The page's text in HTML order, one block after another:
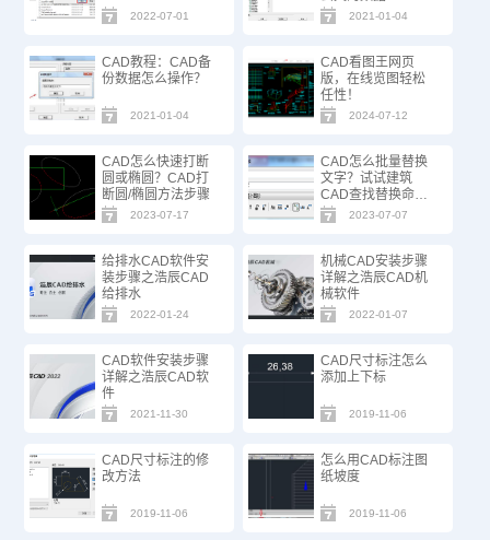
2022-07-01 2021-01-04
CAD教程：CAD备
份数据怎么操作？
2021-01-04
CAD看图王网页
版，在线览图轻松
任性！
2024-07-12
CAD怎么快速打断
圆或椭圆？CAD打
断圆/椭圆方法步骤
2023-07-17
CAD怎么批量替换
文字？试试建筑
CAD查找替换命
令！
2023-07-07
给排水CAD软件安
装步骤之浩辰CAD
给排水
2022-01-24
机械CAD安装步骤
详解之浩辰CAD机
械软件
2022-01-07
CAD软件安装步骤
详解之浩辰CAD软
件
2021-11-30
CAD尺寸标注怎么
添加上下标
2019-11-06
CAD尺寸标注的修
改方法
2019-11-06
怎么用CAD标注图
纸坡度
2019-11-06